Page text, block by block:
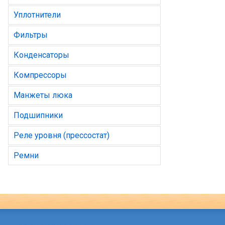
Уплотнители
Фильтры
Конденсаторы
Компрессоры
Манжеты люка
Подшипники
Реле уровня (прессостат)
Ремни